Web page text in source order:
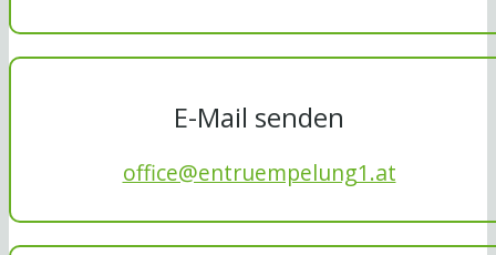
E-Mail senden
office@entruempelung1.at